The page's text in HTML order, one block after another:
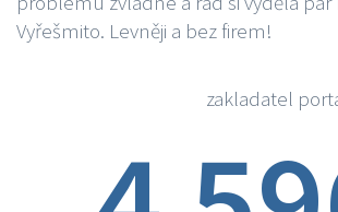
Vyřešmito. Levněji a bez firem!
zakladatel